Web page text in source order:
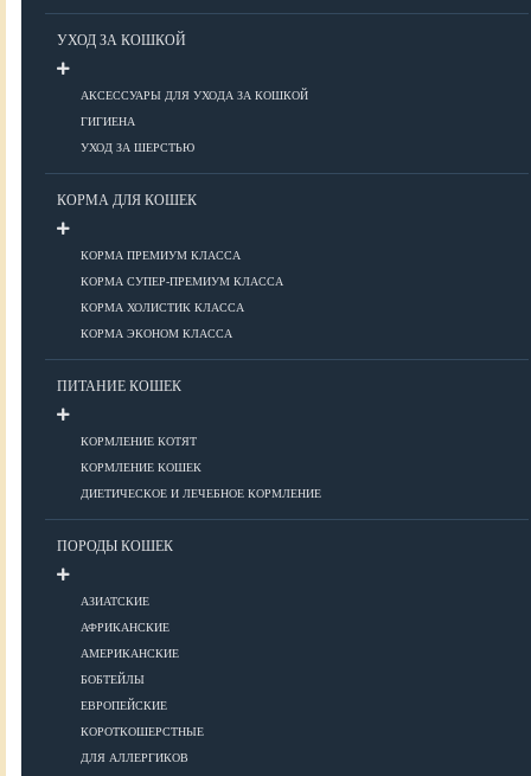
УХОД ЗА КОШКОЙ
АКСЕССУАРЫ ДЛЯ УХОДА ЗА КОШКОЙ
ГИГИЕНА
УХОД ЗА ШЕРСТЬЮ
КОРМА ДЛЯ КОШЕК
КОРМА ПРЕМИУМ КЛАССА
КОРМА СУПЕР-ПРЕМИУМ КЛАССА
КОРМА ХОЛИСТИК КЛАССА
КОРМА ЭКОНОМ КЛАССА
ПИТАНИЕ КОШЕК
КОРМЛЕНИЕ КОТЯТ
КОРМЛЕНИЕ КОШЕК
ДИЕТИЧЕСКОЕ И ЛЕЧЕБНОЕ КОРМЛЕНИЕ
ПОРОДЫ КОШЕК
АЗИАТСКИЕ
АФРИКАНСКИЕ
АМЕРИКАНСКИЕ
БОБТЕЙЛЫ
ЕВРОПЕЙСКИЕ
КОРОТКОШЕРСТНЫЕ
ДЛЯ АЛЛЕРГИКОВ
Кожные заболевания
Диагностика у кошек
Препараты для кошек
Роды кошек
Аксессуары для ухода
Гигиена
Уход за шерстью
Корма премиум класса
Корма супер-премиум класса
Корма холистик класса
Корма эконом класса